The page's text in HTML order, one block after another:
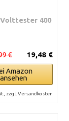
Volttester 400
19,48 €
€
Amazon
ansehen
zzgl. Versandkosten